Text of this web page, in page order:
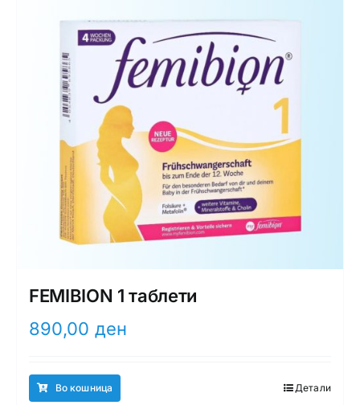
FEMIBION 1 таблети
890,00 ден
Во кошница Детали